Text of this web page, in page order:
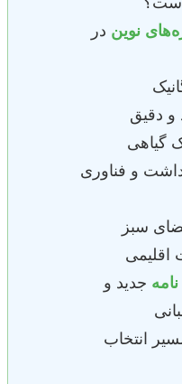
نوین در
دقیق
گیاهی
و فناوری
سبز
اقلیمی
جدید و
انتخاب